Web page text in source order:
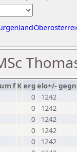
f Kerg elo+/-
0
1242
0
1242
0
1242
0
1242
0
1242